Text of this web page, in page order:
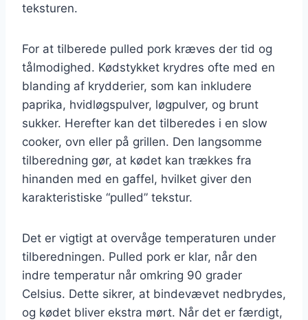
teksturen.
For at tilberede pulled pork kræves der tid og
tålmodighed. Kødstykket krydres ofte med en
blanding af krydderier, som kan inkludere
paprika, hvidløgspulver, løgpulver, og brunt
sukker. Herefter kan det tilberedes i en slow
cooker, ovn eller på grillen. Den langsomme
tilberedning gør, at kødet kan trækkes fra
hinanden med en gaffel, hvilket giver den
karakteristiske “pulled” tekstur.
Det er vigtigt at overvåge temperaturen under
tilberedningen. Pulled pork er klar, når den
indre temperatur når omkring 90 grader
Celsius. Dette sikrer, at bindevævet nedbrydes,
og kødet bliver ekstra mørt. Når det er færdigt,